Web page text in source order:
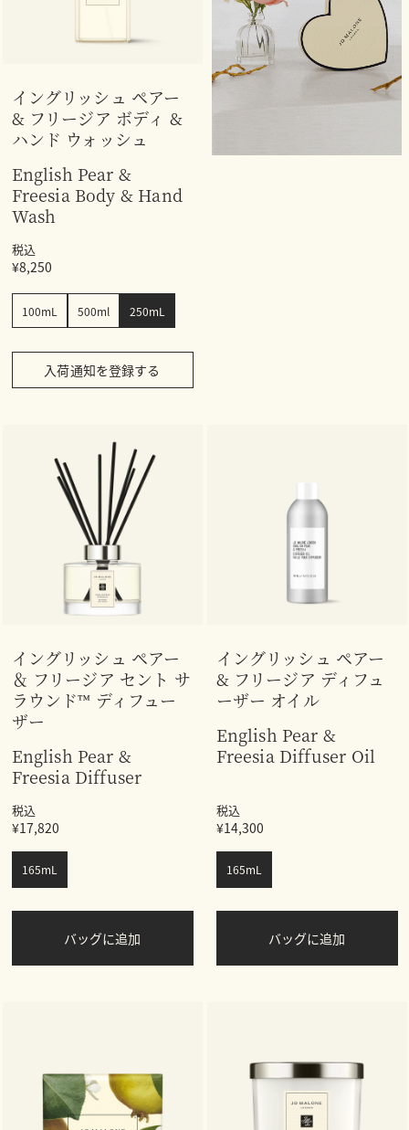
イングリッシュ ペアー
& フリージア ボディ &
ハンド ウォッシュ
English Pear &
Freesia Body & Hand
Wash
税込
¥8,250
100mL 500ml 250mL
入荷通知を登録する
イングリッシュ ペアー
＆ フリージア セント サ
ラウンド™ ディフュー
ザー
English Pear &
Freesia Diffuser
税込
¥17,820
165mL
バッグに追加
イングリッシュ ペアー
& フリージア ディフュ
ーザー オイル
English Pear &
Freesia Diffuser Oil
税込
¥14,300
165mL
バッグに追加